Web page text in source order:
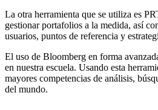
La otra herramienta que se utiliza es
gestionar portafolios a la medida, así
usuarios, puntos de referencia y
El uso de Bloomberg en forma
en nuestra escuela. Usando esta
mayores competencias de análisis,
del mundo.